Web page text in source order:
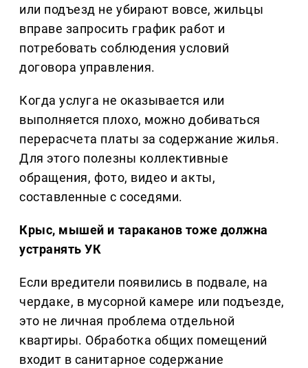
или подъезд не убирают вовсе, жильцы
вправе запросить график работ и
потребовать соблюдения условий
договора управления.
Когда услуга не оказывается или
выполняется плохо, можно добиваться
перерасчета платы за содержание жилья.
Для этого полезны коллективные
обращения, фото, видео и акты,
составленные с соседями.
Крыс, мышей и тараканов тоже должна
устранять УК
Если вредители появились в подвале, на
чердаке, в мусорной камере или подъезде,
это не личная проблема отдельной
квартиры. Обработка общих помещений
входит в санитарное содержание